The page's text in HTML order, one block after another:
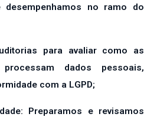
desempenhamos no ramo do
para avaliar como as
dados pessoais,
com a LGPD;
Preparamos e revisamos